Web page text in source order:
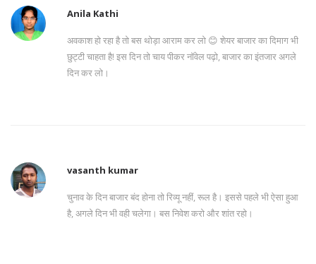
Anila Kathi
अवकाश हो रहा है तो बस थोड़ा आराम कर लो 😊 शेयर बाजार का दिमाग भी
छुट्टी चाहता है! इस दिन तो चाय पीकर नॉवेल पढ़ो, बाजार का इंतजार अगले
दिन कर लो।
vasanth kumar
चुनाव के दिन बाजार बंद होना तो रिव्यू नहीं, रूल है। इससे पहले भी ऐसा हुआ
है, अगले दिन भी वही चलेगा। बस निवेश करो और शांत रहो।